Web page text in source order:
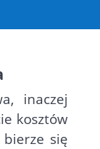
inaczej
kosztów
się